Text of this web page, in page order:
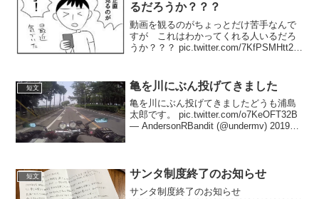
るだろうか？？？
動画を観るのがちょっとだけ苦手なんで
すが これはわかってくれる人いるだろ
うか？？？ pic.twitter.com/7KfPSMHtt2—
短文 亀を川にぶん投げてきました
亀を川にぶん投げてきましたどうも浦島
太郎です。 pic.twitter.com/o7KeOFT32B
— AndersonRBandit (@undermv) 2019年
短文 サンタ制度終了のお知らせ
サンタ制度終了のお知らせ